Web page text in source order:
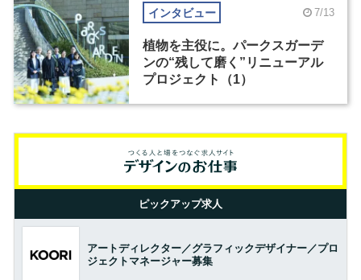
インタビュー 7/13
植物を主役に。パークスガーデ
ンの“残して磨く”リニューアル
プロジェクト（1）
ピックアップ求人
アートディレクター／グラフィックデザイナー／プロ
ジェクトマネージャー募集